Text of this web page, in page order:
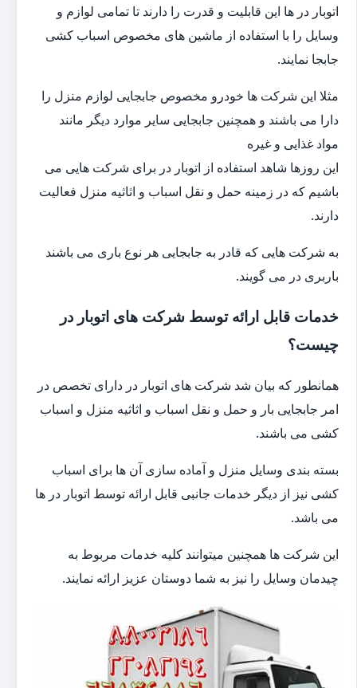
اتوبار در ها این قابلیت و قدرت را دارند تا تمامی لوازم و
وسایل را با استفاده از ماشین های مخصوص اسباب کشی
جابجا نمایند.
مثلا این شرکت ها خودرو مخصوص جابجایی لوازم منزل را
دارا می باشند و همچنین جابجایی سایر موارد دیگر مانند
مواد غذایی و غیره
این روزها شاهد استفاده از اتوبار در برای شرکت هایی می
باشیم که در زمینه حمل و نقل اسباب و اثاثیه منزل فعالیت
دارند.
به شرکت هایی که قادر به جابجایی هر نوع باری می باشند
باربری در می گویند.
خدمات قابل ارائه توسط شرکت های اتوبار در
چیست؟
همانطور که بیان شد شرکت های اتوبار در دارای تخصص در
امر جابجایی بار و حمل و نقل اسباب و اثاثیه منزل و اسباب
کشی می باشند.
بسته بندی وسایل منزل و آماده سازی آن ها برای اسباب
کشی نیز از دیگر خدمات جانبی قابل ارائه توسط اتوبار در ها
می باشد.
این شرکت ها همچنین میتوانند کلیه خدمات مربوط به
چیدمان وسایل را نیز به شما دوستان عزیز ارائه نمایند.